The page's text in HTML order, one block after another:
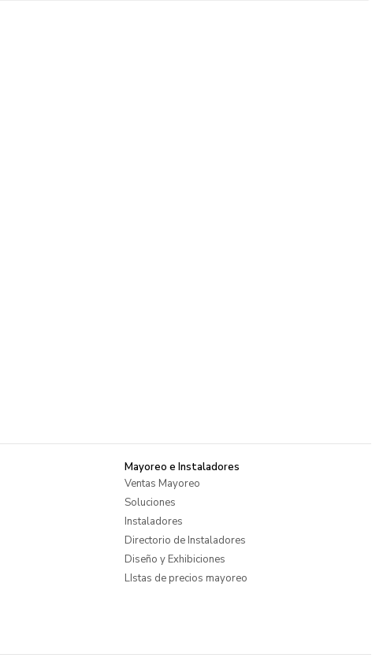
Mayoreo e Instaladores
Ventas Mayoreo
Soluciones
Instaladores
Directorio de Instaladores
Diseño y Exhibiciones
LIstas de precios mayoreo